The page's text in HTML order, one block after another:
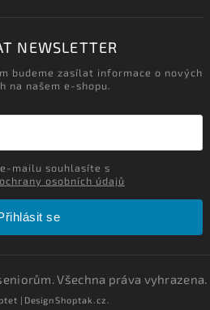
NEWSLETTER
budeme zasílat informace o nových
na našem e-shopu.
osobních údajů
se
. Všechna práva vyhrazena.
| DesignShoptak.cz.